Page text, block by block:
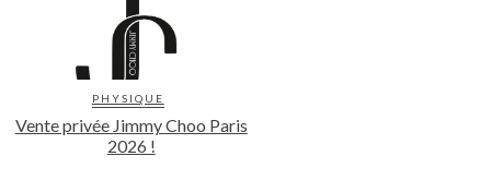
PHYSIQUE
Vente privée Jimmy Choo Paris
2026 !